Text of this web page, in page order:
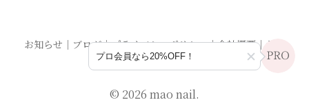
お知らせ ｜ ブログ｜プライバシーポリシー｜会社概要｜ お問
い合わせ
© 2026 mao nail.
プロ会員なら20%OFF！